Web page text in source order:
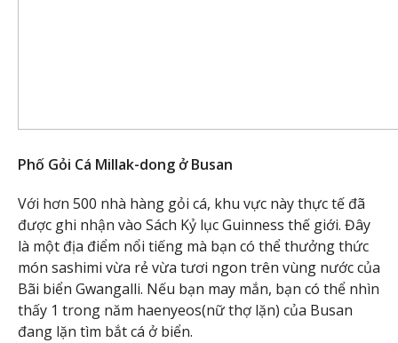
Phố Gỏi Cá Millak-dong ở Busan
Với hơn 500 nhà hàng gỏi cá, khu vực này thực tế đã
được ghi nhận vào Sách Kỷ lục Guinness thế giới. Đây
là một địa điểm nổi tiếng mà bạn có thể thưởng thức
món sashimi vừa rẻ vừa tươi ngon trên vùng nước của
Bãi biển Gwangalli. Nếu bạn may mắn, bạn có thể nhìn
thấy 1 trong năm haenyeos(nữ thợ lặn) của Busan
đang lặn tìm bắt cá ở biển.